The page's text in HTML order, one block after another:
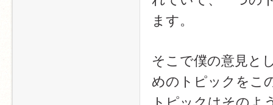
ます。
そこで僕の意見と
めのトピックをこ
トピックはそのよ